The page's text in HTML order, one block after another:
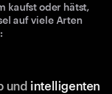
kaufst oder hätst,
auf viele Arten
und intelligenten